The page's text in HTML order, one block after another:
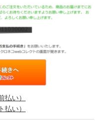
払い）
払い）